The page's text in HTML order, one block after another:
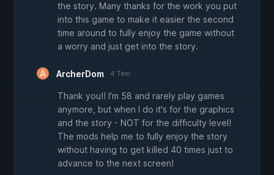
the story. Many thanks for the work you put
into this game to make it easier the second
time around to fully enjoy the game without
a worry and just get into the story.
ArcherDom 4 Tem
Thank you!! I'm 58 and rarely play games
anymore, but when I do it's for the graphics
and the story - NOT for the difficulty level!
The mods help me to fully enjoy the story
without having to get killed 40 times just to
advance to the next screen!